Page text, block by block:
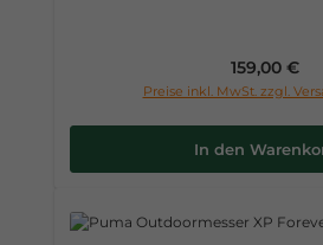
Regulärer
159,00 €
Preise inkl. MwSt. zzgl.
In den